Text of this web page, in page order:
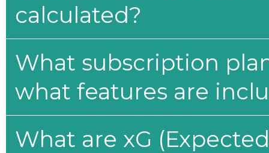
calculated?
What subscription
what features are
What are xG